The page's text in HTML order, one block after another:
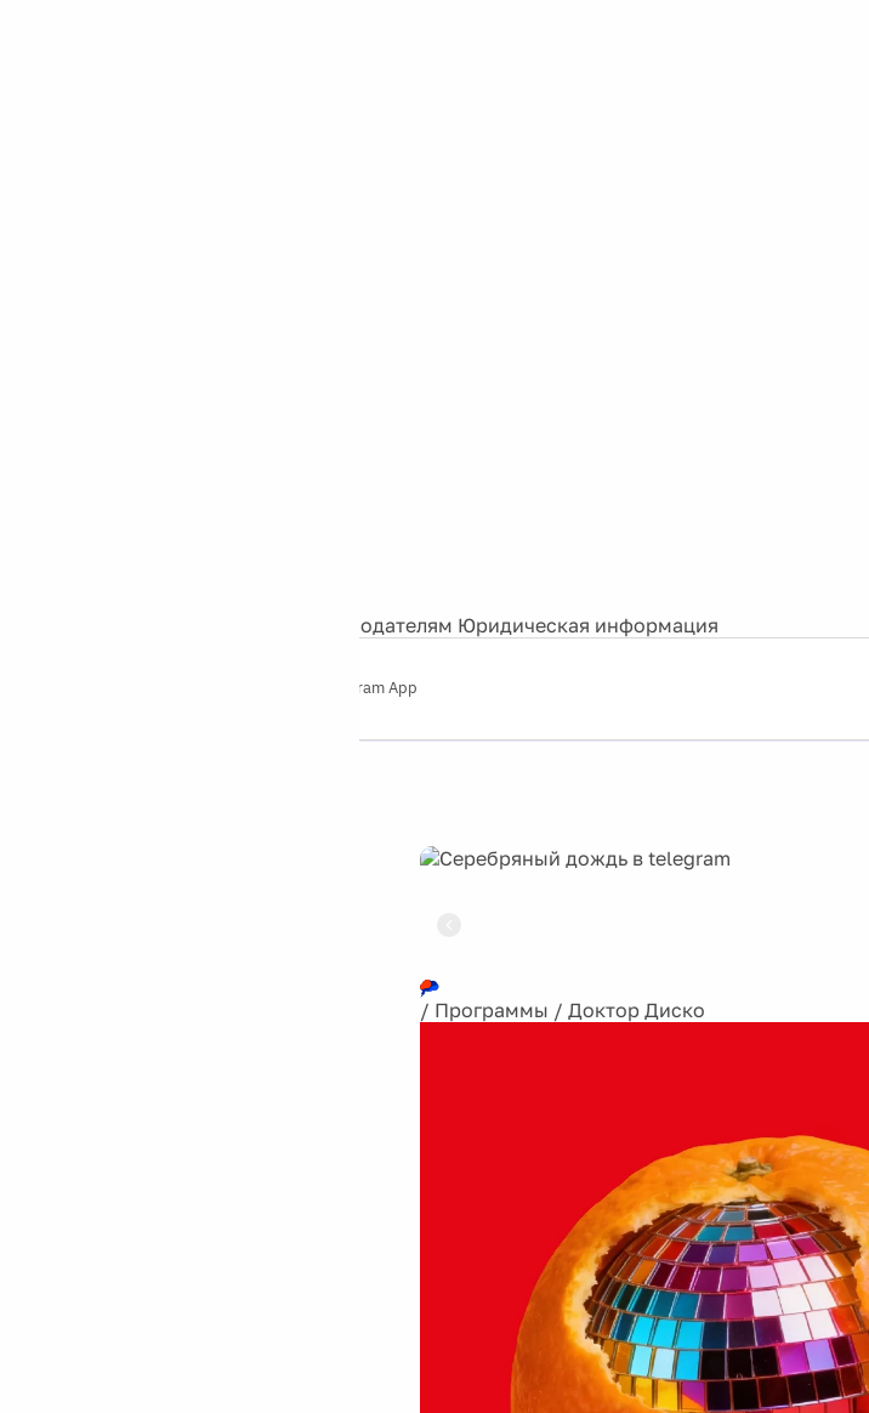
Рекламодателям Юридическая информация
Telegram App
/ Программы / Доктор Диско